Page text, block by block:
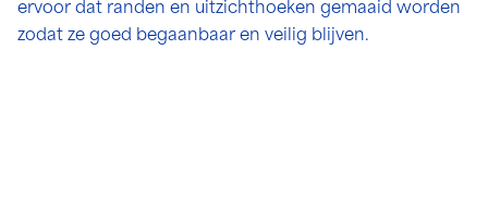
ervoor dat randen en uitzichthoeken gemaaid worden
zodat ze goed begaanbaar en veilig blijven.